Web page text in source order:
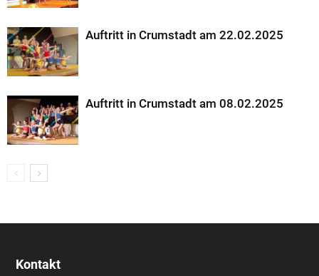
Auftritt in Crumstadt am 22.02.2025
Auftritt in Crumstadt am 08.02.2025
Kontakt